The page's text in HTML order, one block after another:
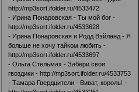
http://mp3sort.ifolder.ru/4533472
- Ирина Понаровская - Ты мой бог -
http://mp3sort.ifolder.ru/4533628
- Ирина Понаровская и Родд Вэйланд - Я
больше не хочу тайком любить -
http://mp3sort.ifolder.ru/4533697
- Ольга Стельмах - Забери свои
гвоздики -http://mp3sort.ifolder.ru/4533753
- Тамара Гвердцители - Виват, король! -